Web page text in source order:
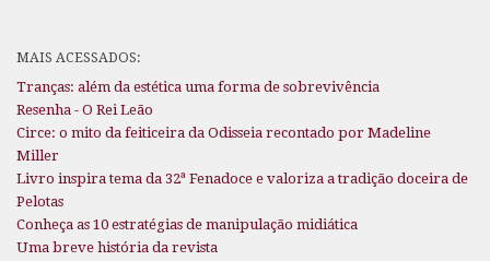
MAIS ACESSADOS:
Tranças: além da estética uma forma de sobrevivência
Resenha - O Rei Leão
Circe: o mito da feiticeira da Odisseia recontado por Madeline
Miller
Livro inspira tema da 32ª Fenadoce e valoriza a tradição doceira de
Pelotas
Conheça as 10 estratégias de manipulação midiática
Uma breve história da revista